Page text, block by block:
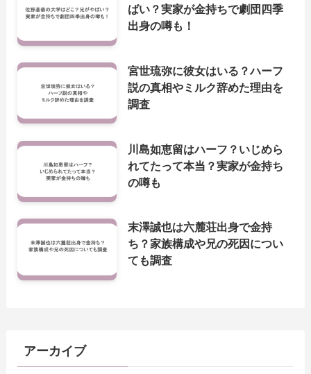
ばい？実家が金持ちで劇団四季
出身の噂も！
宮世琉弥に彼女はいる？ハーフ
説の真相やミルク辞めた理由を
調査
川島如恵留はハーフ？いじめら
れてたって本当？実家が金持ち
の噂も
末澤誠也は六麓荘出身で金持
ち？家族構成や兄の死因につい
ても調査
アーカイブ